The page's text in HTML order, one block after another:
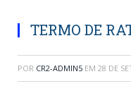
TERMO DE
POR CR2-ADMIN5 EM 28 DE